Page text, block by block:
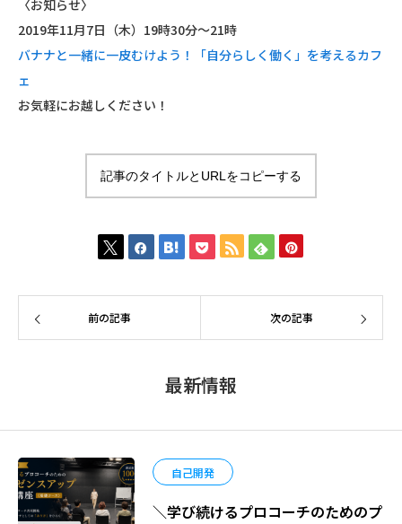
〈お知らせ〉
2019年11月7日（木）19時30分～21時
バナナと一緒に一皮むけよう！「自分らしく働く」を考えるカフ
ェ
お気軽にお越しください！
記事のタイトルとURLをコピーする
前の記事 次の記事
最新情報
自己開発
＼学び続けるプロコーチのためのプ